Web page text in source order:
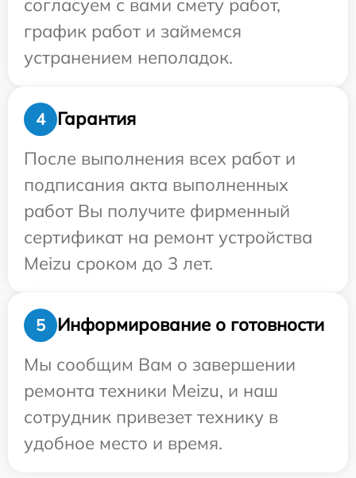
согласуем с вами смету работ,
график работ и займемся
устранением неполадок.
4
Гарантия
После выполнения всех работ и
подписания акта выполненных
работ Вы получите фирменный
сертификат на ремонт устройства
Meizu сроком до 3 лет.
5
Информирование о готовности
Мы сообщим Вам о завершении
ремонта техники Meizu, и наш
сотрудник привезет технику в
удобное место и время.